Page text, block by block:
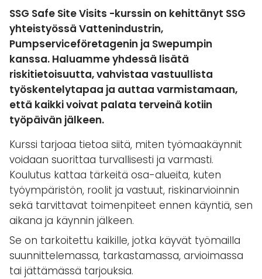
SSG Safe Site Visits -kurssin on kehittänyt SSG
yhteistyössä Vattenindustrin,
Pumpserviceföretagenin ja Swepumpin
kanssa. Haluamme yhdessä lisätä
riskitietoisuutta, vahvistaa vastuullista
työskentelytapaa ja auttaa varmistamaan,
että kaikki voivat palata terveinä kotiin
työpäivän jälkeen.
Kurssi tarjoaa tietoa siitä, miten työmaakäynnit
voidaan suorittaa turvallisesti ja varmasti.
Koulutus kattaa tärkeitä osa-alueita, kuten
työympäristön, roolit ja vastuut, riskinarvioinnin
sekä tarvittavat toimenpiteet ennen käyntiä, sen
aikana ja käynnin jälkeen.
Se on tarkoitettu kaikille, jotka käyvät työmailla
suunnittelemassa, tarkastamassa, arvioimassa
tai jättämässä tarjouksia.